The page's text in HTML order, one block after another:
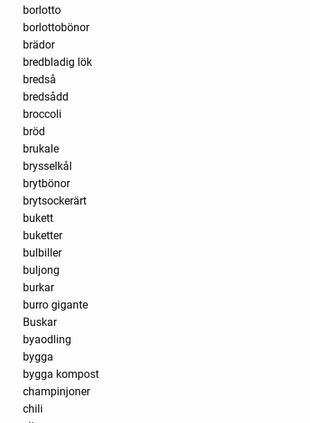
borlotto
borlottobönor
brädor
bredbladig lök
bredså
bredsådd
broccoli
bröd
brukale
brysselkål
brytbönor
brytsockerärt
bukett
buketter
bulbiller
buljong
burkar
burro gigante
Buskar
byaodling
bygga
bygga kompost
champinjoner
chili